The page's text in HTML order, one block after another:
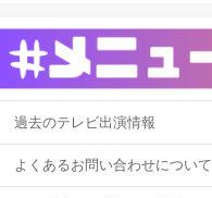
過去のテレビ出演情報
よくあるお問い合わせについて